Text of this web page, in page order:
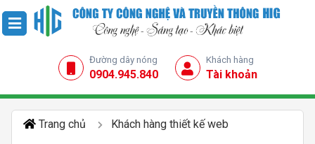
Đường dây nóng
0904.945.840
Khách hàng
Tài khoản
Trang chủ Khách hàng thiết kế web